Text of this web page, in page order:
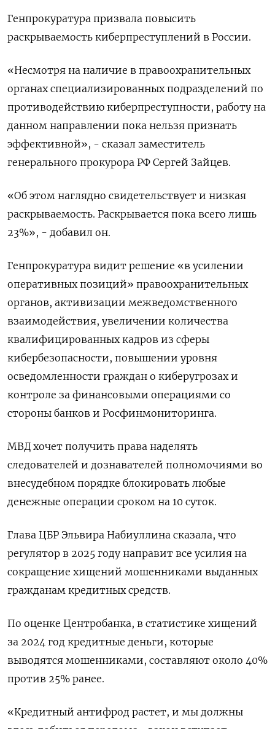
Генпрокуратура призвала повысить
раскрываемость киберпреступлений в России.
«Несмотря на наличие в правоохранительных
органах специализированных подразделений по
противодействию киберпреступности, работу на
данном направлении пока нельзя признать
эффективной», - сказал заместитель
генерального прокурора РФ Сергей Зайцев.
«Об этом наглядно свидетельствует и низкая
раскрываемость. Раскрывается пока всего лишь
23%», - добавил он.
Генпрокуратура видит решение «в усилении
оперативных позиций» правоохранительных
органов, активизации межведомственного
взаимодействия, увеличении количества
квалифицированных кадров из сферы
кибербезопасности, повышении уровня
осведомленности граждан о киберугрозах и
контроле за финансовыми операциями со
стороны банков и Росфинмониторинга.
МВД хочет получить права наделять
следователей и дознавателей полномочиями во
внесудебном порядке блокировать любые
денежные операции сроком на 10 суток.
Глава ЦБР Эльвира Набиуллина сказала, что
регулятор в 2025 году направит все усилия на
сокращение хищений мошенниками выданных
гражданам кредитных средств.
По оценке Центробанка, в статистике хищений
за 2024 год кредитные деньги, которые
выводятся мошенниками, составляют около 40%
против 25% ранее.
«Кредитный антифрод растет, и мы должны